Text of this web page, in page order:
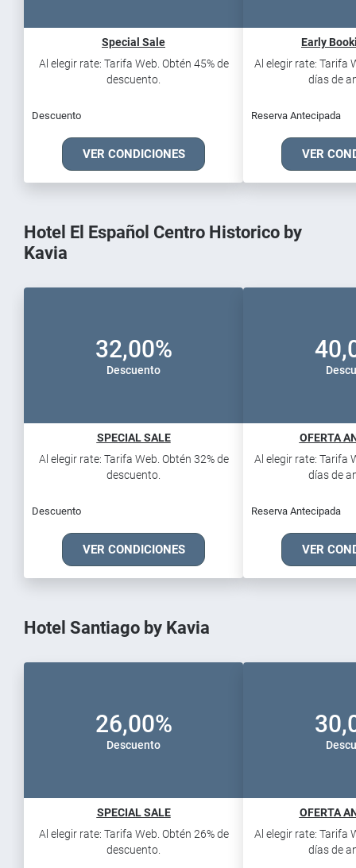
Special Sale
Al elegir rate: Tarifa Web. Obtén 45% de
descuento.
Descuento
VER CONDICIONES
Early
Al elegir rate: Tarifa
días de
Reserva Antecipada
VER
Hotel El Español Centro Historico by
Kavia
32,00%
Descuento
SPECIAL SALE
Al elegir rate: Tarifa Web. Obtén 32% de
descuento.
Descuento
VER CONDICIONES
OFERTA
Al elegir rate: Tarifa
días de
Reserva Antecipada
VER
Hotel Santiago by Kavia
26,00%
Descuento
SPECIAL SALE
Al elegir rate: Tarifa Web. Obtén 26% de
descuento.
OFERTA
Al elegir rate: Tarifa
días de